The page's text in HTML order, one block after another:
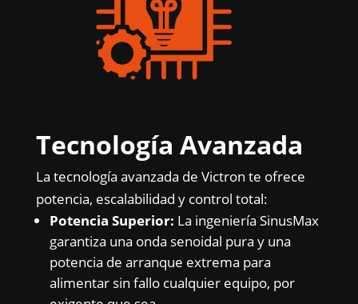
Tecnología Avanzada
La tecnología avanzada de Victron te ofrece
potencia, escalabilidad y control total:
Potencia Superior: La ingeniería SinusMax
garantiza una onda senoidal pura y una
potencia de arranque extrema para
alimentar sin fallo cualquier equipo, por